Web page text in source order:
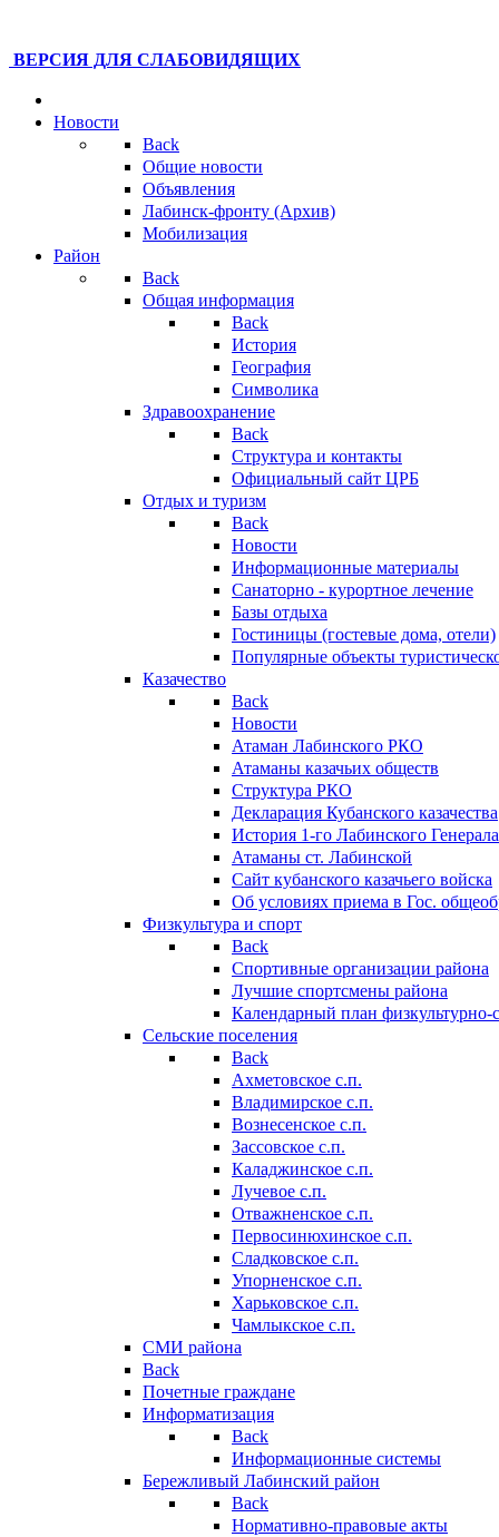
ВЕРСИЯ ДЛЯ СЛАБОВИДЯЩИХ
Новости
Back
Общие новости
Объявления
Лабинск-фронту (Архив)
Мобилизация
Район
Back
Общая информация
Back
История
География
Символика
Здравоохранение
Back
Структура и контакты
Официальный сайт ЦРБ
Отдых и туризм
Back
Новости
Информационные материалы
Санаторно - курортное лечение
Базы отдыха
Гостиницы (гостевые дома, отели)
Популярные объекты
Казачество
Back
Новости
Атаман Лабинского РКО
Атаманы казачьих обществ
Структура РКО
Декларация Кубанского казачества
История 1-го Лабинского
Атаманы ст. Лабинской
Cайт кубанского казачьего войска
Об условиях приема в Гос.
Физкультура и спорт
Back
Спортивные организации района
Лучшие спортсмены района
Календарный план
Сельские поселения
Back
Ахметовское с.п.
Владимирское с.п.
Вознесенское с.п.
Зассовское с.п.
Каладжинское с.п.
Лучевое с.п.
Отважненское с.п.
Первосинюхинское с.п.
Сладковское с.п.
Упорненское с.п.
Харьковское с.п.
Чамлыкское с.п.
СМИ района
Back
Почетные граждане
Информатизация
Back
Информационные системы
Бережливый Лабинский район
Back
Нормативно-правовые акты